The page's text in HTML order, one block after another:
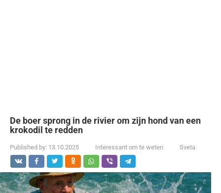
De boer sprong in de rivier om zijn hond van een
krokodil te redden
Published by: 13.10.2025 Interessant om te weten Sveta